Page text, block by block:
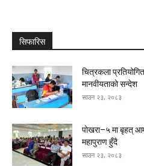
सिफारिस
चित्रकला
मानवीयताको सन्देश
साउन २३, २०८३
पोखरा–५ मा बृहत्
महापुराण हुँदै
साउन २३, २०८३